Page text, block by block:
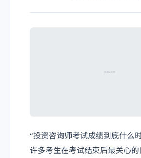
“投资咨询师考试成绩到底什么
许多考生在考试结束后最关心